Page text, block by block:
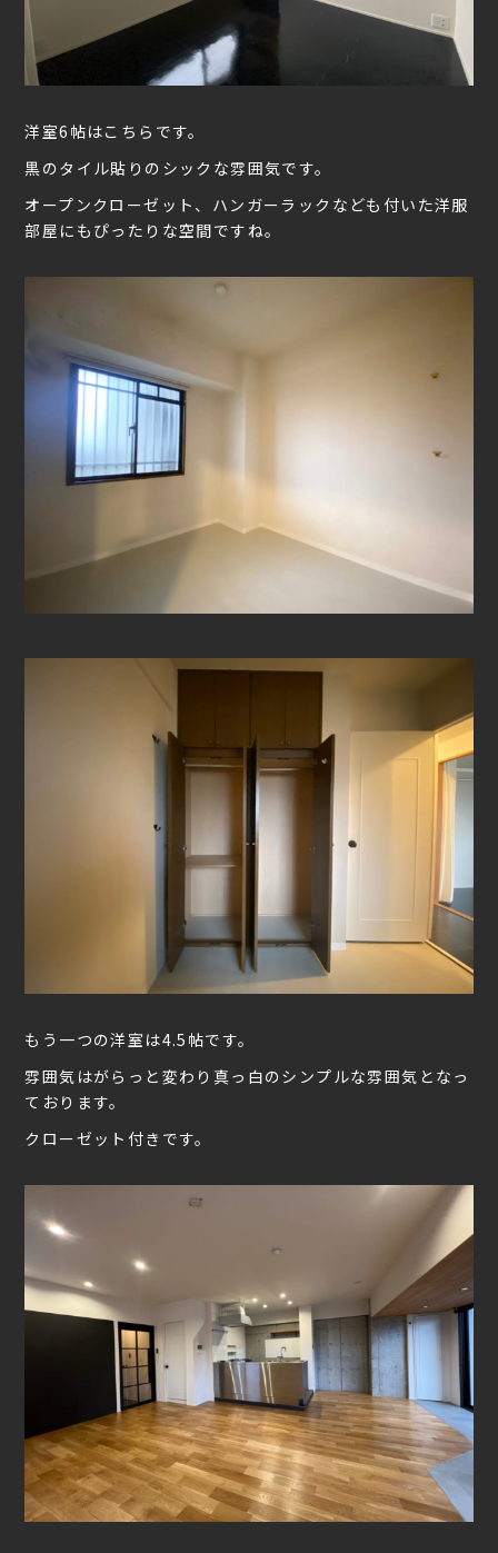
洋室6帖はこちらです。
黒のタイル貼りのシックな雰囲気です。
オープンクローゼット、ハンガーラックなども付いた洋服
部屋にもぴったりな空間ですね。
もう一つの洋室は4.5帖です。
雰囲気はがらっと変わり真っ白のシンプルな雰囲気となっ
ております。
クローゼット付きです。